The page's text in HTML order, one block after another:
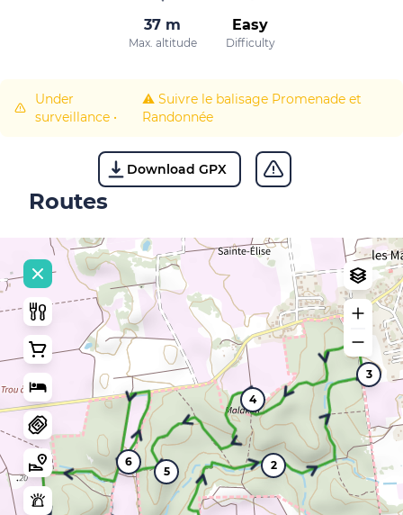
37 m
Max. altitude
Easy
Difficulty
Under
surveillance •
⚠️ Suivre le balisage Promenade et
Randonnée
Download GPX
Routes
2
3
4
5
6